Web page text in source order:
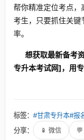
帮你精准定位考点
考生，只要抓住关
率。
想获取最新备考
专升本考试网]，用
标签： #甘肃专升本#报
分享：
📱 微信